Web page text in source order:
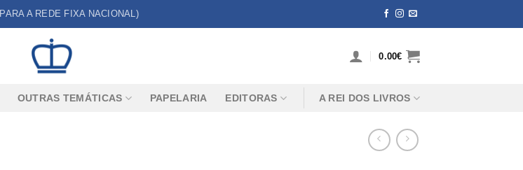
A REDE FIXA NACIONAL)
0.00€
OUTRAS TEMÁTICAS PAPELARIA EDITORAS A REI DOS LIVROS